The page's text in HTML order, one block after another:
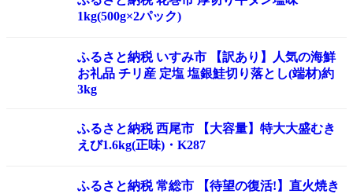
1kg(500g×2パック)
ふるさと納税 いすみ市 【訳あり】人気の海鮮
お礼品 チリ産 定塩 塩銀鮭切り落とし(端材)約
3kg
ふるさと納税 西尾市 【大容量】特大大盛むき
えび1.6kg(正味)・K287
ふるさと納税 常総市 【待望の復活!】直火焼き